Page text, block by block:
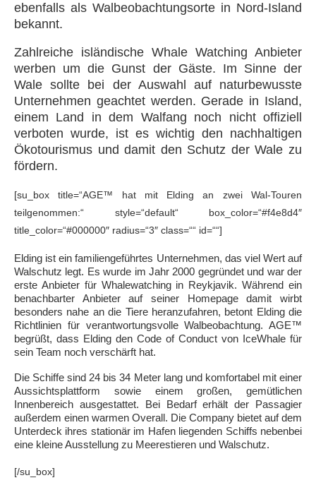
ebenfalls als Walbeobachtungsorte in Nord-Island
bekannt.
Zahlreiche isländische Whale Watching Anbieter
werben um die Gunst der Gäste. Im Sinne der
Wale sollte bei der Auswahl auf naturbewusste
Unternehmen geachtet werden. Gerade in Island,
einem Land in dem Walfang noch nicht offiziell
verboten wurde, ist es wichtig den nachhaltigen
Ökotourismus und damit den Schutz der Wale zu
fördern.
[su_box title=“AGE™ hat mit Elding an zwei Wal-Touren
teilgenommen:“ style=“default“ box_color=“#f4e8d4″
title_color=“#000000″ radius=“3″ class=““ id=““]
Elding ist ein familiengeführtes Unternehmen, das viel Wert auf
Walschutz legt. Es wurde im Jahr 2000 gegründet und war der
erste Anbieter für Whalewatching in Reykjavik. Während ein
benachbarter Anbieter auf seiner Homepage damit wirbt
besonders nahe an die Tiere heranzufahren, betont Elding die
Richtlinien für verantwortungsvolle Walbeobachtung. AGE™
begrüßt, dass Elding den Code of Conduct von IceWhale für
sein Team noch verschärft hat.
Die Schiffe sind 24 bis 34 Meter lang und komfortabel mit einer
Aussichtsplattform sowie einem großen, gemütlichen
Innenbereich ausgestattet. Bei Bedarf erhält der Passagier
außerdem einen warmen Overall. Die Company bietet auf dem
Unterdeck ihres stationär im Hafen liegenden Schiffs nebenbei
eine kleine Ausstellung zu Meerestieren und Walschutz.
[/su_box]